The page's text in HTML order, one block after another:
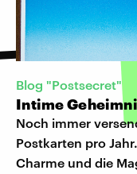
Blog "Postsecret"
Intime
Noch immer
Postkarten pro
Charme und die